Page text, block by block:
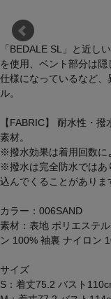
「BEDALE SL」と近し
を使用、ベント部分は
仕様になっているなど
ル。
【FABRIC】 耐水性・
素材。
※撥水効果は着用回数に
※撥水は完全防水ではあ
込んでくることがありま
カラー：006SAND
素材：表地 ポリエステ
ン 100% 袖裏 ナイロン
サイズ
S：着丈75.2 バスト